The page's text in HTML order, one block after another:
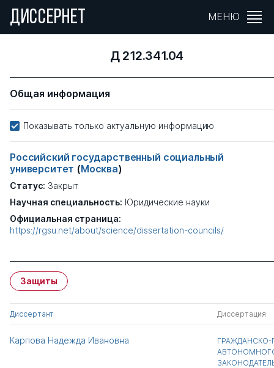
ДИССЕРНЕТ МЕНЮ
Д 212.341.04
Общая информация
Показывать только актуальную информацию
Российский государственный социальный
университет (Москва)
Статус: Закрыт
Научная специальность: Юридические науки
Официальная страница:
https://rgsu.net/about/science/dissertation-councils/
Защиты
Диссертант Диссертация
Карпова Надежда Ивановна
ГРАЖДАНСКО-